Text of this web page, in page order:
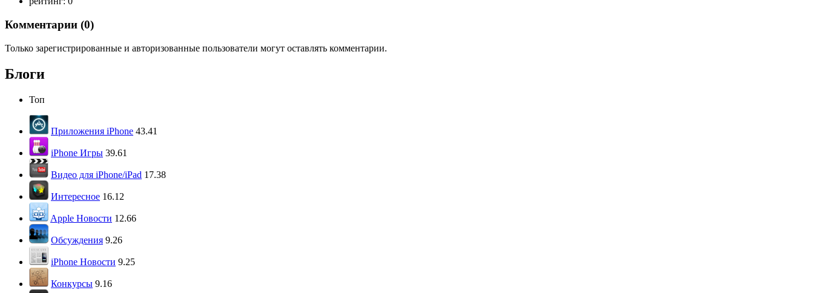
Комментарии (0)
Только зарегистрированные и авторизованные пользователи могут оставлять комментарии.
Блоги
Топ
Приложения iPhone 43.41
iPhone Игры 39.61
Видео для iPhone/iPad 17.38
Интересное 16.12
Apple Новости 12.66
Обсуждения 9.26
iPhone Новости 9.25
Конкурсы 9.16